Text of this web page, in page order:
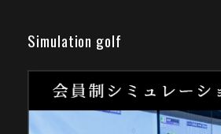
Simulation golf